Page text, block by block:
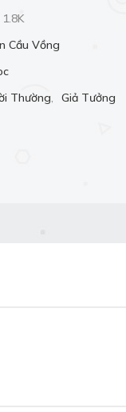
1.8K
Cầu Vồng
Thường, Giả Tưởng